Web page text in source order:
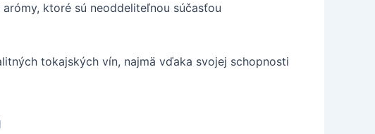
ktoré sú neoddeliteľnou súčasťou
tokajských vín, najmä vďaka svojej schopnosti